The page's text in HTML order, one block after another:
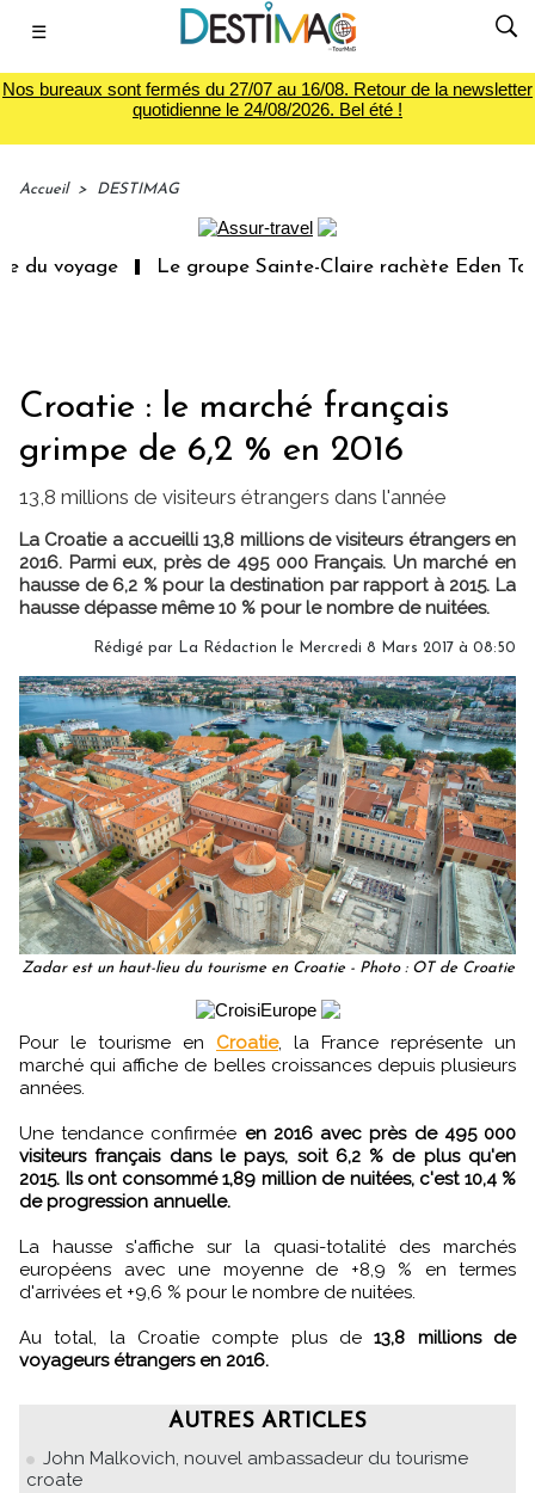
☰
Nos bureaux sont fermés du 27/07 au 16/08. Retour de la newsletter
quotidienne le 24/08/2026. Bel été !
Accueil > DESTIMAG
voyage Le groupe Sainte-Claire rachète Eden Tour
Croatie : le marché français
grimpe de 6,2 % en 2016
13,8 millions de visiteurs étrangers dans l'année
La Croatie a accueilli 13,8 millions de visiteurs étrangers en
2016. Parmi eux, près de 495 000 Français. Un marché en
hausse de 6,2 % pour la destination par rapport à 2015. La
hausse dépasse même 10 % pour le nombre de nuitées.
Rédigé par La Rédaction le Mercredi 8 Mars 2017 à 08:50
Zadar est un haut-lieu du tourisme en Croatie - Photo : OT de Croatie
Pour le tourisme en Croatie, la France représente un
marché qui affiche de belles croissances depuis plusieurs
années.
Une tendance confirmée en 2016 avec près de 495 000
visiteurs français dans le pays, soit 6,2 % de plus qu'en
2015. Ils ont consommé 1,89 million de nuitées, c'est 10,4 %
de progression annuelle.
La hausse s'affiche sur la quasi-totalité des marchés
européens avec une moyenne de +8,9 % en termes
d'arrivées et +9,6 % pour le nombre de nuitées.
Au total, la Croatie compte plus de13,8 millions de
voyageurs étrangers en 2016.
AUTRES ARTICLES
John Malkovich, nouvel ambassadeur du tourisme
croate